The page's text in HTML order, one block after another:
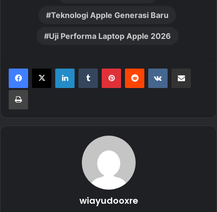
Teknologi Apple Generasi Baru
Uji Performa Laptop Apple 2026
LinkedInTumblr PinterestReddit VKontakte
Print
wiayudooxre